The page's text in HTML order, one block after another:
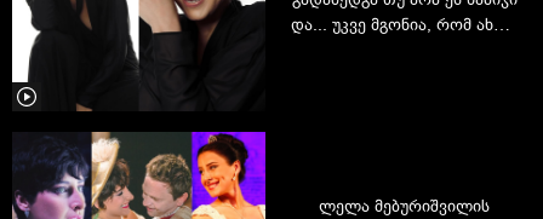
და... უკვე მგონია, რომ ახლა
ლელა მებურიშვილის